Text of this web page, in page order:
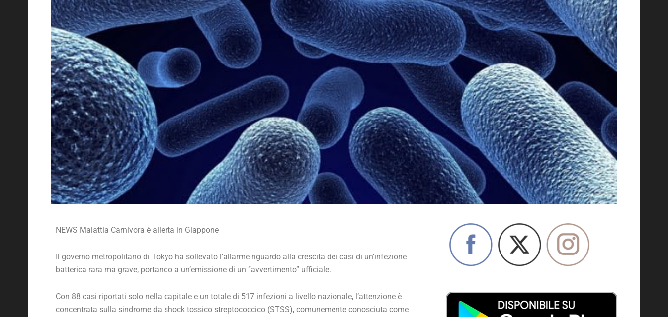
NEWS Malattia Carnivora è allerta in Giappone
Il governo metropolitano di Tokyo ha sollevato l’allarme riguardo alla crescita dei casi di un’infezione
batterica rara ma grave, portando a un’emissione di un “avvertimento” ufficiale.
Con 88 casi riportati solo nella capitale e un totale di 517 infezioni a livello nazionale, l’attenzione è
concentrata sulla sindrome da shock tossico streptococcico (STSS), comunemente conosciuta come